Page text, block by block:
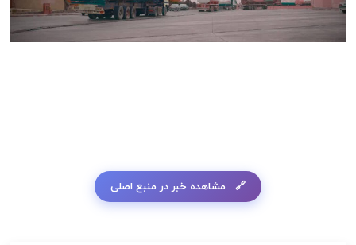
مشاهده خبر در منبع اصلی